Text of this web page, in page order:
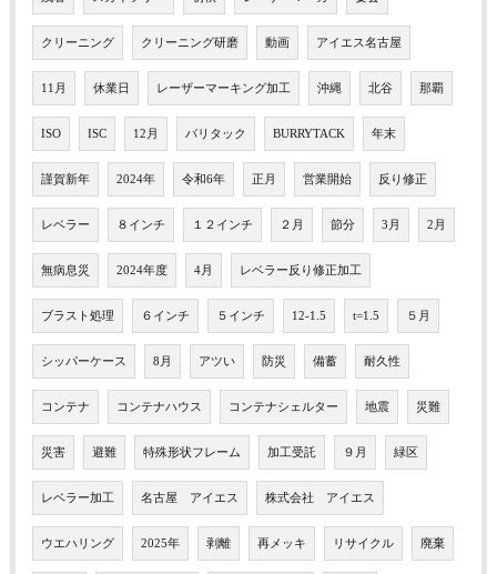
クリーニング クリーニング研磨 動画 アイエス名古屋
11月 休業日 レーザーマーキング加工 沖縄 北谷 那覇
ISO ISC 12月 バリタック BURRYTACK 年末
謹賀新年 2024年 令和6年 正月 営業開始 反り修正
レベラー ８インチ １２インチ ２月 節分 3月 2月
無病息災 2024年度 4月 レベラー反り修正加工
ブラスト処理 ６インチ ５インチ 12-1.5 t=1.5 ５月
シッパーケース 8月 アツい 防災 備蓄 耐久性
コンテナ コンテナハウス コンテナシェルター 地震 災難
災害 避難 特殊形状フレーム 加工受託 ９月 緑区
レベラー加工 名古屋 アイエス 株式会社 アイエス
ウエハリング 2025年 剥離 再メッキ リサイクル 廃棄